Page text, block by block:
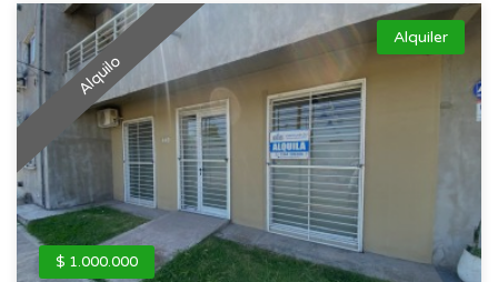
Alquilo
Alquiler
$ 1.000.000